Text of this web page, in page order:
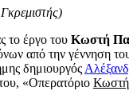
το έργο του Κωστή
από την γέννηση
δημιουργός
«Οπερατόριο